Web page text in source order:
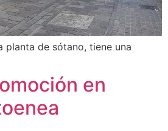
planta de sótano, tiene una
en